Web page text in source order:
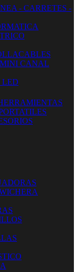
- CARRETES -
CANAL
LED